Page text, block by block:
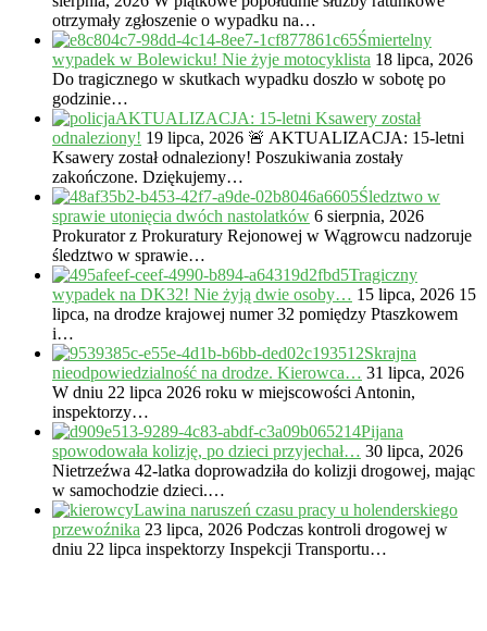
otrzymały zgłoszenie o wypadku na…
Śmiertelny
wypadek w Bolewicku! Nie żyje motocyklista 18 lipca, 2026
Do tragicznego w skutkach wypadku doszło w sobotę po
godzinie…
AKTUALIZACJA: 15-letni Ksawery został
odnaleziony! 19 lipca, 2026 🚨 AKTUALIZACJA: 15-letni
Ksawery został odnaleziony! Poszukiwania zostały
zakończone. Dziękujemy…
Śledztwo w
sprawie utonięcia dwóch nastolatków 6 sierpnia, 2026
Prokurator z Prokuratury Rejonowej w Wągrowcu nadzoruje
śledztwo w sprawie…
Tragiczny
wypadek na DK32! Nie żyją dwie osoby… 15 lipca, 2026 15
lipca, na drodze krajowej numer 32 pomiędzy Ptaszkowem
i…
Skrajna
nieodpowiedzialność na drodze. Kierowca… 31 lipca, 2026
W dniu 22 lipca 2026 roku w miejscowości Antonin,
inspektorzy…
Pijana
spowodowała kolizję, po dzieci przyjechał… 30 lipca, 2026
Nietrzeźwa 42-latka doprowadziła do kolizji drogowej, mając
w samochodzie dzieci.…
Lawina naruszeń czasu pracy u holenderskiego
przewoźnika 23 lipca, 2026 Podczas kontroli drogowej w
dniu 22 lipca inspektorzy Inspekcji Transportu…